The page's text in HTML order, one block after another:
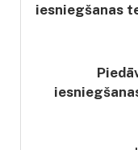
iesniegšanas